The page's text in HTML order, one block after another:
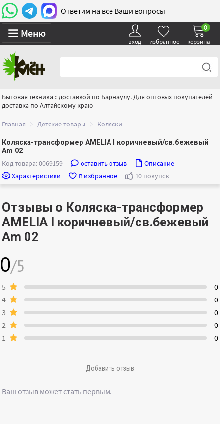
Ответим на все Ваши вопросы
Меню
вход избранное корзина
0
Бытовая техника с доставкой по Барнаулу. Для оптовых покупателей
доставка по Алтайскому краю
Главная Детские товары Коляски
Коляска-трансформер AMELIA I коричневый/св.бежевый
Am 02
Код товара: 0069159 оставить отзыв
Описание
Характеристики
В избранное 10 покупок
Отзывы о Коляска-трансформер
AMELIA I коричневый/св.бежевый
Am 02
Ваш отзыв может стать первым.
0/5
5
0
4
0
3
0
2
0
1
0
Добавить отзыв